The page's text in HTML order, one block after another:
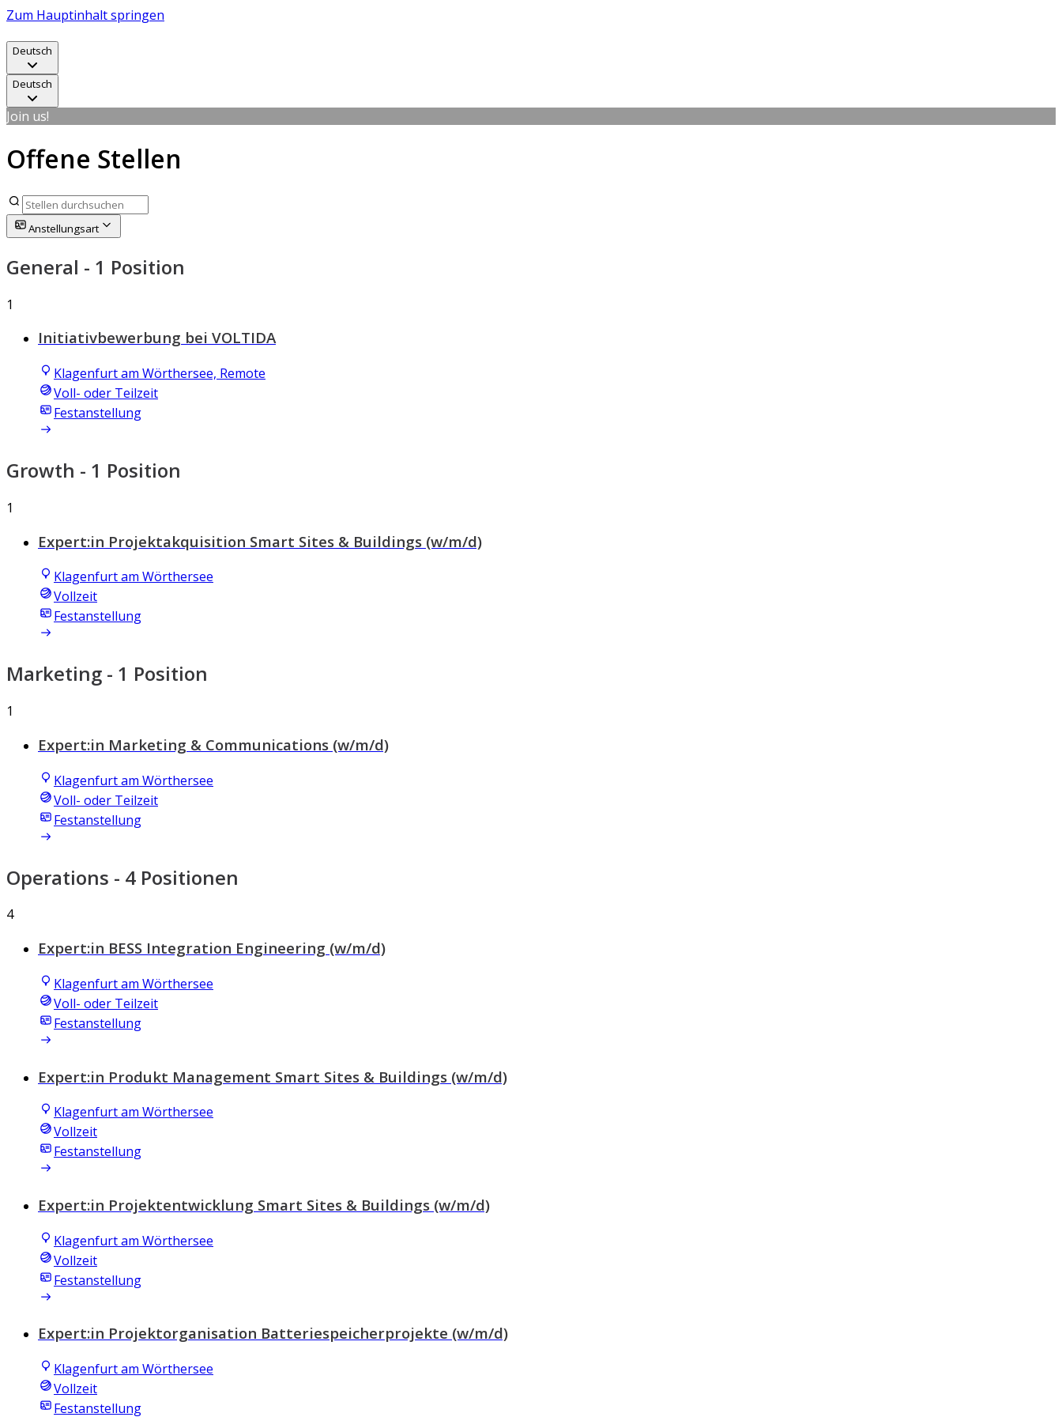
Zum Hauptinhalt springen
Deutsch
Deutsch
Join us!
Offene Stellen
Anstellungsart
General - 1 Position
1
Initiativbewerbung bei VOLTIDA
Klagenfurt am Wörthersee, Remote
Voll- oder Teilzeit
Festanstellung
Growth - 1 Position
1
Expert:in Projektakquisition Smart Sites & Buildings (w/m/d)
Klagenfurt am Wörthersee
Vollzeit
Festanstellung
Marketing - 1 Position
1
Expert:in Marketing & Communications (w/m/d)
Klagenfurt am Wörthersee
Voll- oder Teilzeit
Festanstellung
Operations - 4 Positionen
4
Expert:in BESS Integration Engineering (w/m/d)
Klagenfurt am Wörthersee
Voll- oder Teilzeit
Festanstellung
Expert:in Produkt Management Smart Sites & Buildings (w/m/d)
Klagenfurt am Wörthersee
Vollzeit
Festanstellung
Expert:in Projektentwicklung Smart Sites & Buildings (w/m/d)
Klagenfurt am Wörthersee
Vollzeit
Festanstellung
Expert:in Projektorganisation Batteriespeicherprojekte (w/m/d)
Klagenfurt am Wörthersee
Vollzeit
Festanstellung